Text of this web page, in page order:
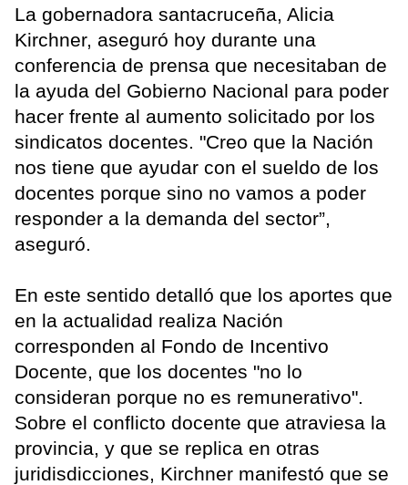
La gobernadora santacruceña, Alicia
Kirchner, aseguró hoy durante una
conferencia de prensa que necesitaban de
la ayuda del Gobierno Nacional para poder
hacer frente al aumento solicitado por los
sindicatos docentes. "Creo que la Nación
nos tiene que ayudar con el sueldo de los
docentes porque sino no vamos a poder
responder a la demanda del sector”,
aseguró.
En este sentido detalló que los aportes que
en la actualidad realiza Nación
corresponden al Fondo de Incentivo
Docente, que los docentes "no lo
consideran porque no es remunerativo".
Sobre el conflicto docente que atraviesa la
provincia, y que se replica en otras
juridisdicciones, Kirchner manifestó que se